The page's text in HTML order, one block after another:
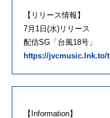
【リリース情報】
7月1日(水)リリース
配信SG「台風18号」
https://jvcmusic.lnk.to/
【Information】